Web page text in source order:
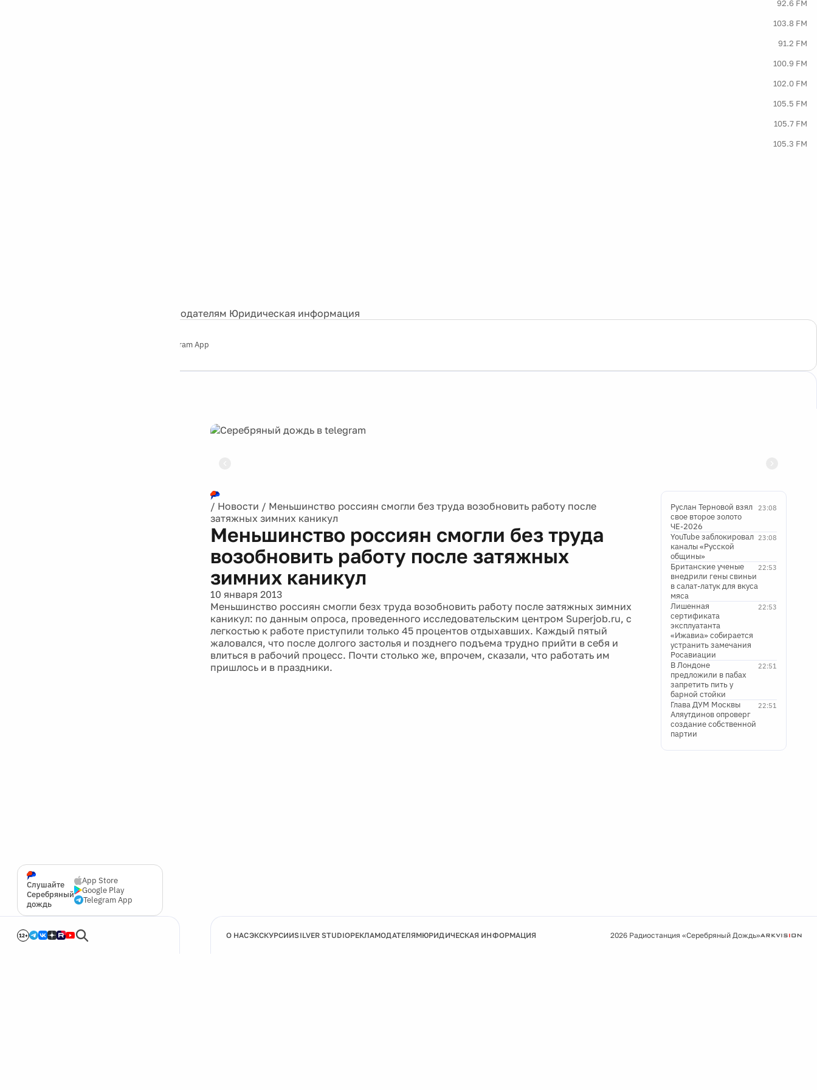
92.6 FM
103.8 FM
91.2 FM
100.9 FM
102.0 FM
105.5 FM
105.7 FM
105.3 FM
Рекламодателям Юридическая информация
Telegram App
Слушайте
Серебряный
дождь
App Store
Google Play
Telegram App
12+
/ Новости / Меньшинство россиян смогли без труда возобновить работу после
затяжных зимних каникул
Меньшинство россиян смогли без труда
возобновить работу после затяжных
зимних каникул
10 января 2013
Меньшинство россиян смогли безх труда возобновить работу после затяжных зимних
каникул: по данным опроса, проведенного исследовательским центром Superjob.ru, с
легкостью к работе приступили только 45 процентов отдыхавших. Каждый пятый
жаловался, что после долгого застолья и позднего подъема трудно прийти в себя и
влиться в рабочий процесс. Почти столько же, впрочем, сказали, что работать им
пришлось и в праздники.
23:08
Руслан Терновой взял
свое второе золото
ЧЕ-2026
23:08
YouTube заблокировал
каналы «Русской
общины»
22:53
Британские ученые
внедрили гены свиньи
в салат-латук для вкуса
мяса
22:53
Лишенная
сертификата
эксплуатанта
«Ижавиа» собирается
устранить замечания
Росавиации
22:51
В Лондоне
предложили в пабах
запретить пить у
барной стойки
22:51
Глава ДУМ Москвы
Аляутдинов опроверг
создание собственной
партии
О НАСЭКСКУРСИИSILVER STUDIOРЕКЛАМОДАТЕЛЯМЮРИДИЧЕСКАЯ ИНФОРМАЦИЯ 2026 Радиостанция «Серебряный Дождь»